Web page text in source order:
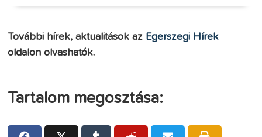
További hírek, aktualitások az Egerszegi Hírek
oldalon olvashatók.
Tartalom megosztása: